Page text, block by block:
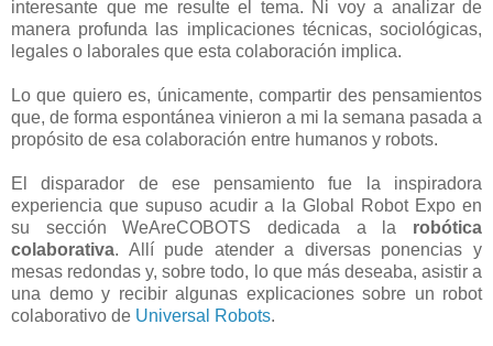
interesante que me resulte el tema. Ni voy a analizar de
manera profunda las implicaciones técnicas, sociológicas,
legales o laborales que esta colaboración implica.
Lo que quiero es, únicamente, compartir des pensamientos
que, de forma espontánea vinieron a mi la semana pasada a
propósito de esa colaboración entre humanos y robots.
El disparador de ese pensamiento fue la inspiradora
experiencia que supuso acudir a la Global Robot Expo en
su sección WeAreCOBOTS dedicada a la robótica
colaborativa. Allí pude atender a diversas ponencias y
mesas redondas y, sobre todo, lo que más deseaba, asistir a
una demo y recibir algunas explicaciones sobre un robot
colaborativo de Universal Robots.